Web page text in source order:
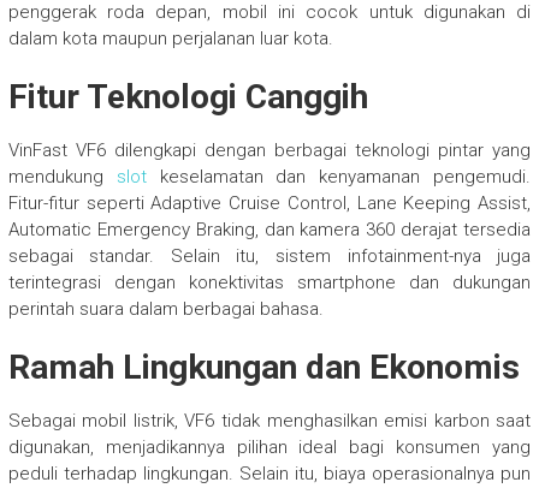
penggerak roda depan, mobil ini cocok untuk digunakan di
dalam kota maupun perjalanan luar kota.
Fitur Teknologi Canggih
VinFast VF6 dilengkapi dengan berbagai teknologi pintar yang
mendukung slotkeselamatan dan kenyamanan pengemudi.
Fitur-fitur seperti Adaptive Cruise Control, Lane Keeping Assist,
Automatic Emergency Braking, dan kamera 360 derajat tersedia
sebagai standar. Selain itu, sistem infotainment-nya juga
terintegrasi dengan konektivitas smartphone dan dukungan
perintah suara dalam berbagai bahasa.
Ramah Lingkungan dan Ekonomis
Sebagai mobil listrik, VF6 tidak menghasilkan emisi karbon saat
digunakan, menjadikannya pilihan ideal bagi konsumen yang
peduli terhadap lingkungan. Selain itu, biaya operasionalnya pun